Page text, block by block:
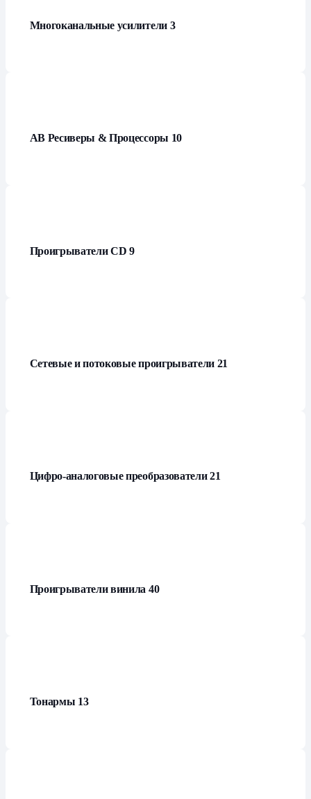
Многоканальные усилители 3
АВ Ресиверы & Процессоры 10
Проигрыватели СD9
Сетевые и потоковые проигрыватели 21
Цифро-аналоговые преобразователи21
Проигрыватели винила 40
Тонармы 13